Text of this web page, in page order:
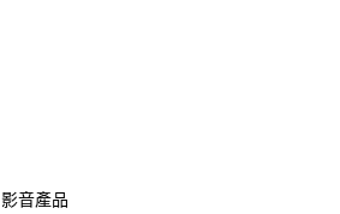
影音產品